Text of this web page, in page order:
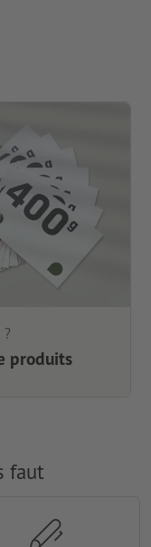
produits
faut